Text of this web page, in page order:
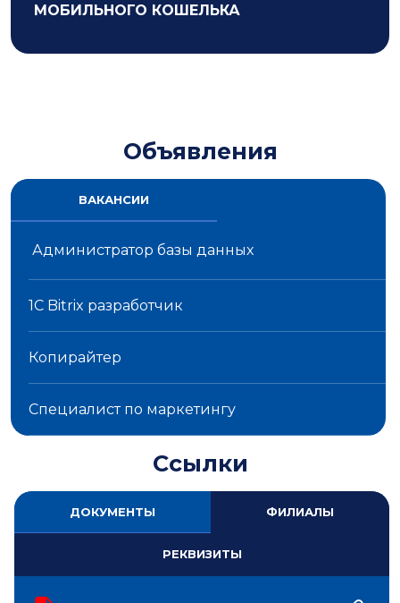
МОБИЛЬНОГО КОШЕЛЬКА
Объявления
ВАКАНСИИ
Администратор базы данных
1C Bitrix разработчик
Копирайтер
Специалист по маркетингу
Ссылки
ДОКУМЕНТЫ ФИЛИАЛЫ
РЕКВИЗИТЫ